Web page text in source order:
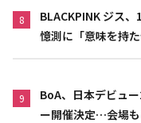
8
BLACKPINK ジス
憶測に「意味を持た
9
BoA、日本デビュ
ー開催決定…会場